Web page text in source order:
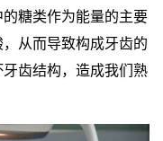
糖类作为能量的主要
从而导致构成牙齿的
齿结构，造成我们熟